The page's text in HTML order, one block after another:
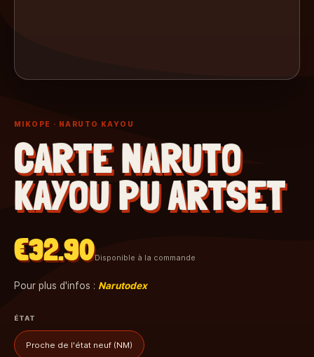
MIKOPE · NARUTO KAYOU
CARTE NARUTO
KAYOU PU ARTSET
€32.90Disponible à la commande
Pour plus d'infos : Narutodex
ÉTAT
Proche de l'état neuf (NM)